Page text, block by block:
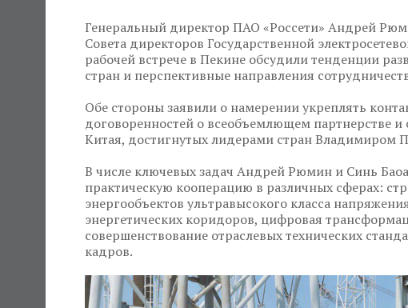
Генеральный директор ПАО «Россети» Андрей
Совета директоров Государственной
рабочей встрече в Пекине обсудили тенденции
стран и перспективные направления
Обе стороны заявили о намерении укреплять
договоренностей о всеобъемлющем партнерстве
Китая, достигнутых лидерами стран Владимиром
В числе ключевых задач Андрей Рюмин и Синь
практическую кооперацию в различных сферах:
энергообъектов ультравысокого класса
энергетических коридоров, цифровая
совершенствование отраслевых технических
кадров.